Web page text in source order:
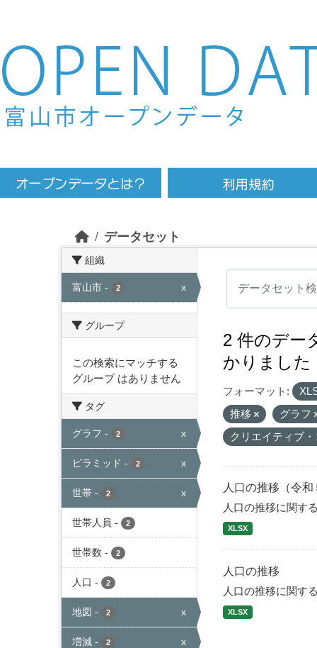
Skip to main content
データセット
組織
富山市 - 2 x
グループ
この検索にマッチする
グループ はありません
タグ
グラフ - 2 x
ピラミッド - 2 x
世帯 - 2 x
世帯人員 - 2
世帯数 - 2
人口 - 2
地図 - 2 x
増減 - 2 x
2 件のデー
かりました
フォーマット:
推移
グラフ
クリエイティブ
人口の推移（令和
人口の推移に関す
XLSX
人口の推移
人口の推移に関す
XLSX